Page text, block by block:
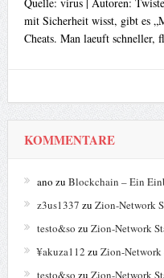
mit Sicherheit wisst, gibt es
Cheats. Man laeuft schneller,
KOMMENTARE
ano zu Blockchain – Ein
z3us1337 zu Zion-Network
testo&so zu Zion-Network
¥akuza112 zu Zion-Network
testo&so zu Zion-Network